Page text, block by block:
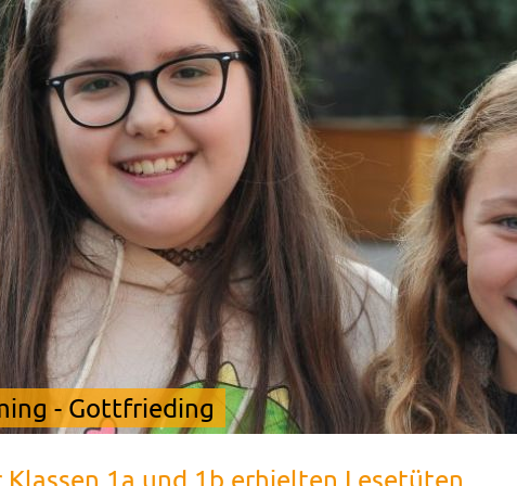
- Gottfrieding
Klassen 1a und 1b erhielten Lesetüten